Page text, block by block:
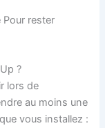
Pour rester
?
lors de
au moins une
vous installez :